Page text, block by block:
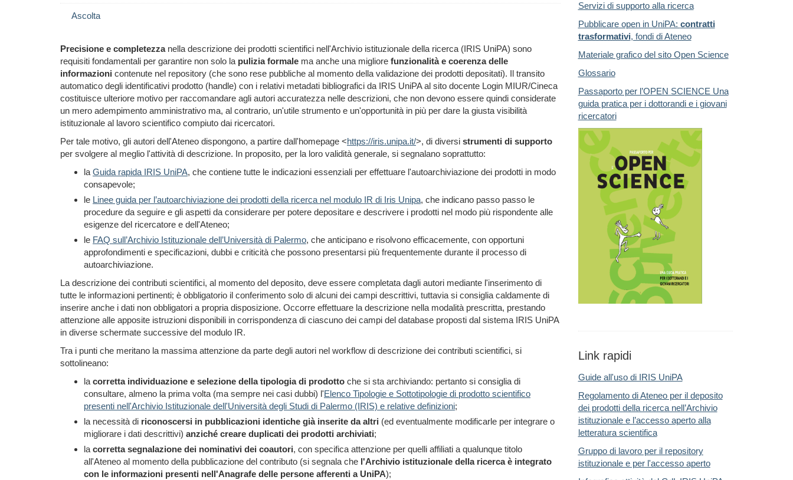
Ascolta
Precisione e completezzanella descrizione dei prodotti scientifici nell'Archivio istituzionale della ricerca (IRIS UniPA) sono
requisiti fondamentali per garantire non solo la pulizia formale ma anche una migliore funzionalità e coerenza delle
informazioni contenute nel repository (che sono rese pubbliche al momento della validazione dei prodotti depositati). Il transito
automatico degli identificativi prodotto (handle) con i relativi metadati bibliografici da IRIS UniPA al sito docente Login MIUR/Cineca
costituisce ulteriore motivo per raccomandare agli autori accuratezza nelle descrizioni, che non devono essere quindi considerate
un mero adempimento amministrativo ma, al contrario, un'utile strumento e un'opportunità in più per dare la giusta visibilità
istituzionale al lavoro scientifico compiuto dai ricercatori.
Per tale motivo, gli autori dell'Ateneo dispongono, a partire dall'homepage <https://iris.unipa.it/>, di diversi strumenti di supporto
per svolgere al meglio l'attività di descrizione. In proposito, per la loro validità generale, si segnalano soprattutto:
la Guida rapida IRIS UniPA, che contiene tutte le indicazioni essenziali per effettuare l'autoarchiviazione dei prodotti in modo
consapevole;
le Linee guida per l’autoarchiviazione dei prodotti della ricerca nel modulo IR di Iris Unipa, che indicano passo passo le
procedure da seguire e gli aspetti da considerare per potere depositare e descrivere i prodotti nel modo più rispondente alle
esigenze del ricercatore e dell'Ateneo;
le FAQ sull’Archivio Istituzionale dell’Università di Palermo, che anticipano e risolvono efficacemente, con opportuni
approfondimenti e specificazioni, dubbi e criticità che possono presentarsi più frequentemente durante il processo di
autoarchiviazione.
La descrizione dei contributi scientifici, al momento del deposito, deve essere completata dagli autori mediante l'inserimento di
tutte le informazioni pertinenti; è obbligatorio il conferimento solo di alcuni dei campi descrittivi, tuttavia si consiglia caldamente di
inserire anche i dati non obbligatori a propria disposizione. Occorre effettuare la descrizione nella modalità prescritta, prestando
attenzione alle apposite istruzioni disponibili in corrispondenza di ciascuno dei campi del database proposti dal sistema IRIS UniPA
in diverse schermate successive del modulo IR.
Tra i punti che meritano la massima attenzione da parte degli autori nel workflow di descrizione dei contributi scientifici, si
sottolineano:
la corretta individuazione e selezione della tipologia di prodotto che si sta archiviando: pertanto si consiglia di
consultare, almeno la prima volta (ma sempre nei casi dubbi) l'Elenco Tipologie e Sottotipologie di prodotto scientifico
presenti nell'Archivio Istituzionale dell'Università degli Studi di Palermo (IRIS) e relative definizioni;
la necessità di riconoscersi in pubblicazioni identiche già inserite da altri (ed eventualmente modificarle per integrare o
migliorare i dati descrittivi) anziché creare duplicati dei prodotti archiviati;
la corretta segnalazione dei nominativi dei coautori, con specifica attenzione per quelli affiliati a qualunque titolo
all'Ateneo al momento della pubblicazione del contributo (si segnala che l'Archivio istituzionale della ricerca è integrato
con le informazioni presenti nell'Anagrafe delle persone afferenti a UniPA);
Servizi di supporto alla ricerca
Pubblicare open in UniPA: contratti
trasformativi, fondi di Ateneo
Materiale grafico del sito Open Science
Glossario
Passaporto per l’OPEN SCIENCE Una
guida pratica per i dottorandi e i giovani
ricercatori
Link rapidi
Guide all'uso di IRIS UniPA
Regolamento di Ateneo per il deposito
dei prodotti della ricerca nell’Archivio
istituzionale e l’accesso aperto alla
letteratura scientifica
Gruppo di lavoro per il repository
istituzionale e per l'accesso aperto